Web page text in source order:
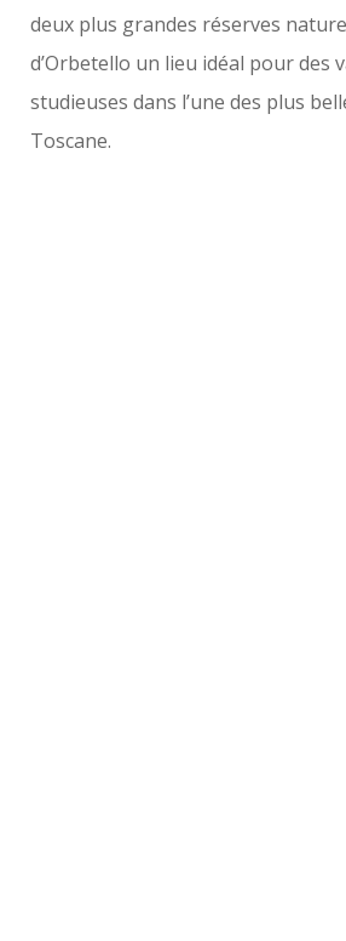
deux plus grandes réserves
d’Orbetello un lieu idéal pour des
studieuses dans l’une des plus
Toscane.